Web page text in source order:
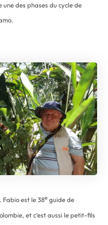
des phases du cycle de
Fabio est le 38e guide de
et c’est aussi le petit-fils